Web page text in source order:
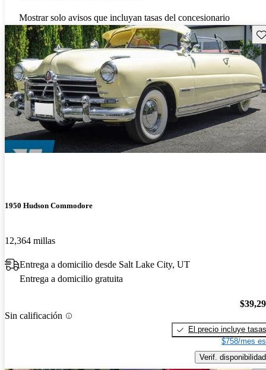
Mostrar solo avisos que incluyan tasas del concesionario
1950 Hudson Commodore
12,364 millas
Entrega a domicilio desde Salt Lake City, UT
Entrega a domicilio gratuita
Sin calificación
El precio incluye tasas
$758/mes
Verif. disponibilidad